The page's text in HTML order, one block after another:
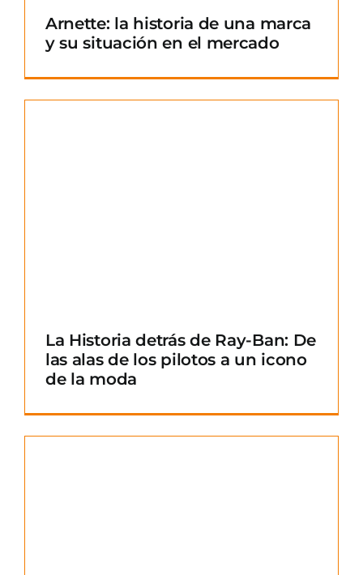
Arnette: la historia de una marca
y su situación en el mercado
La Historia detrás de Ray-Ban: De
las alas de los pilotos a un icono
de la moda